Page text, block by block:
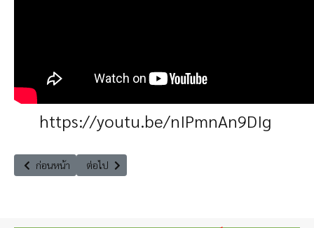
https://youtu.be/nIPmnAn9DIg
เนื้อหาก่อนหน้า: รายการทันข่าววุฒิสภา 8 มิถุนายน วันมหาสมุทรโลก : โลกยิ่
ก่อนหน้า เนื้อหาถัดไป: The Leader Insight ‘’กฏหมายเปิดเผยข้อมูล
ต่อไป